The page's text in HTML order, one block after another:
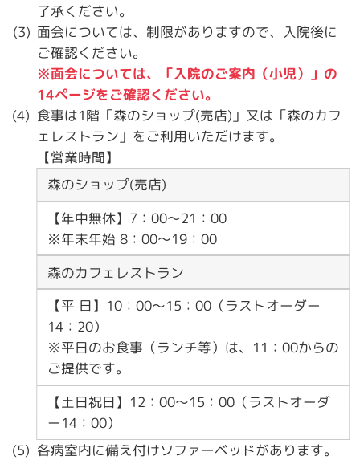
了承ください。
面会については、制限がありますので、入院後に
ご確認ください。
※面会については、「入院のご案内（小児）」の
14ページをご確認ください。
食事は1階「森のショップ(売店)」又は「森のカフ
ェレストラン」をご利用いただけます。
【営業時間】
森のショップ(売店)
【年中無休】7：00～21：00
※年末年始 8：00～19：00
森のカフェレストラン
【平 日】10：00～15：00（ラストオーダー
14：20）
※平日のお食事（ランチ等）は、11：00からの
ご提供です。
【土日祝日】12：00～15：00（ラストオーダ
ー14：00）
各病室内に備え付けソファーベッドがあります。